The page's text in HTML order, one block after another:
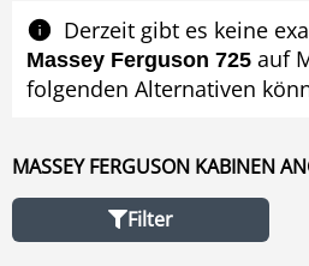
linke Navigation um Ihre Suche
Derzeit gibt es keine
Massey Ferguson 725 auf
folgenden Alternativen
MASSEY FERGUSON KABINEN
Filter